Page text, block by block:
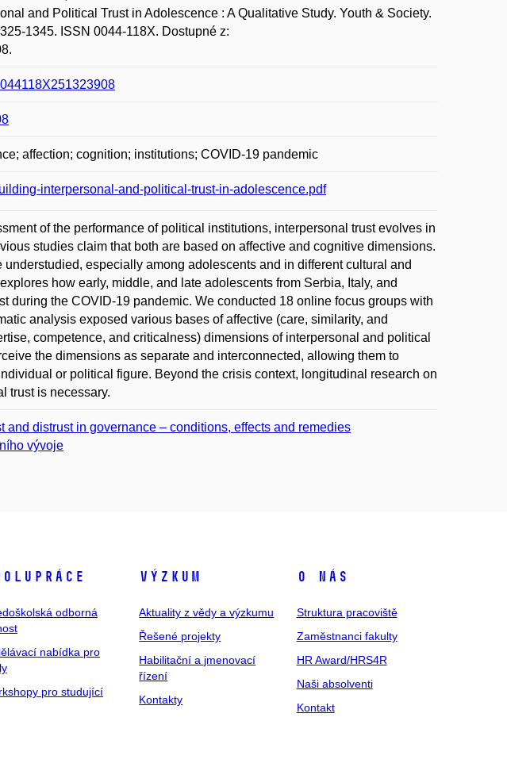
and Political Trust in Adolescence : A Qualitative Study. Youth & Society.
1345. ISSN 0044-118X. Dostupné z:
affection; cognition; institutions; COVID-19 pandemic
interpersonal-and-political-trust-in-adolescence.pdf
of the performance of political institutions, interpersonal trust evolves in
studies claim that both are based on affective and cognitive dimensions.
especially among adolescents and in different cultural and
how early, middle, and late adolescents from Serbia, Italy, and
during the COVID-19 pandemic. We conducted 18 online focus groups with
analysis exposed various bases of affective (care, similarity, and
competence, and criticalness) dimensions of interpersonal and political
the dimensions as separate and interconnected, allowing them to
or political figure. Beyond the crisis context, longitudinal research on
trust is necessary.
and distrust in governance – conditions, effects and remedies
vývoje
odborná
nabídka pro
pro studující
Výzkum
Aktuality z vědy a výzkumu
Řešené projekty
Habilitační a jmenovací
řízení
Kontakty
O nás
Struktura pracoviště
Zaměstnanci fakulty
HR Award/HRS4R
Naši absolventi
Kontakt